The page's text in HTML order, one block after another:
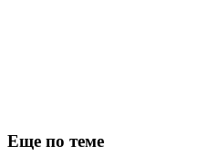
Еще по теме